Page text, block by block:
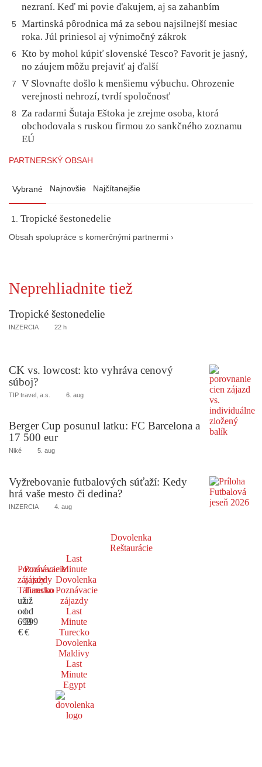
nezraní. Keď mi povie ďakujem, aj sa zahanbím
5
Martinská pôrodnica má za sebou najsilnejší mesiac
roka. Júl priniesol aj výnimočný zákrok
6
Kto by mohol kúpiť slovenské Tesco? Favorit je jasný,
no záujem môžu prejaviť aj ďalší
7
V Slovnafte došlo k menšiemu výbuchu. Ohrozenie
verejnosti nehrozí, tvrdí spoločnosť
8
Za radarmi Šutaja Eštoka je zrejme osoba, ktorá
obchodovala s ruskou firmou zo sankčného zoznamu
EÚ
PARTNERSKÝ OBSAH
Vybrané Najnovšie Najčítanejšie
Tropické šestonedelie
Obsah spolupráce s komerčnými partnermi ›
Neprehliadnite tiež
Tropické šestonedelie
INZERCIA 22 h
CK vs. lowcost: kto vyhráva cenový
súboj?
TIP travel, a.s. 6. aug
Berger Cup posunul latku: FC Barcelona a
17 500 eur
Niké 5. aug
Vyžrebovanie futbalových súťaží: Kedy
hrá vaše mesto či dedina?
INZERCIA 4. aug
Dovolenka
Reštaurácie
Poznávacie
zájazdy
Taliansko
už
od
699
€
Poznávacie
zájazdy
Turecko
už
od
599
€
Last
Minute
Dovolenka
Poznávacie
zájazdy
Last
Minute
Turecko
Dovolenka
Maldivy
Last
Minute
Egypt